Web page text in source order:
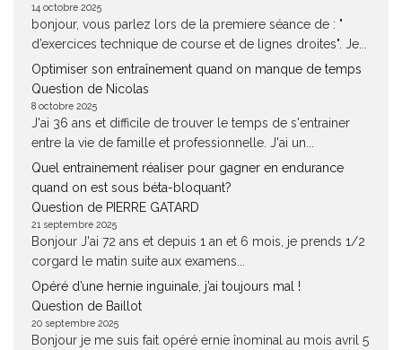
14 octobre 2025
bonjour, vous parlez lors de la premiere séance de : "
d’exercices technique de course et de lignes droites". Je...
Optimiser son entraînement quand on manque de temps
Question de Nicolas
8 octobre 2025
J'ai 36 ans et difficile de trouver le temps de s'entrainer
entre la vie de famille et professionnelle. J'ai un...
Quel entrainement réaliser pour gagner en endurance
quand on est sous béta-bloquant?
Question de PIERRE GATARD
21 septembre 2025
Bonjour J'ai 72 ans et depuis 1 an et 6 mois, je prends 1/2
corgard le matin suite aux examens...
Opéré d’une hernie inguinale, j’ai toujours mal !
Question de Baillot
20 septembre 2025
Bonjour je me suis fait opéré ernie înominal au mois avril 5